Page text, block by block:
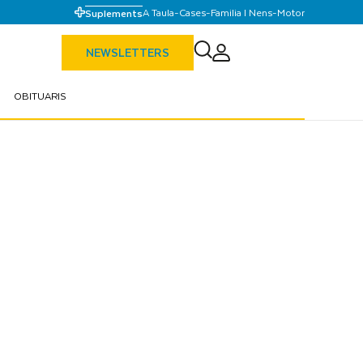
SuplementsA Taula-Cases-Familia I Nens-Motor
NEWSLETTERS
OBITUARIS